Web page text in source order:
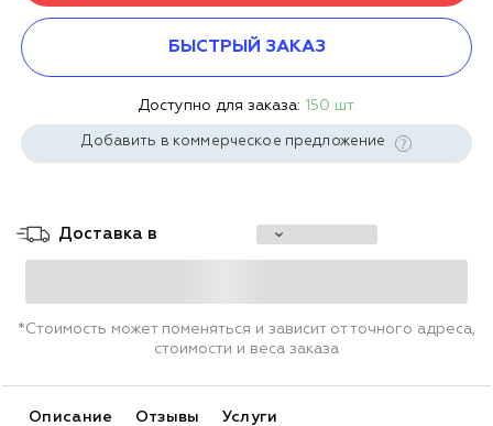
БЫСТРЫЙ ЗАКАЗ
Доступно для заказа: 150 шт.
Добавить в коммерческое предложение
Доставка в
*Стоимость может поменяться и зависит от точного адреса,
стоимости и веса заказа
Описание Отзывы Услуги